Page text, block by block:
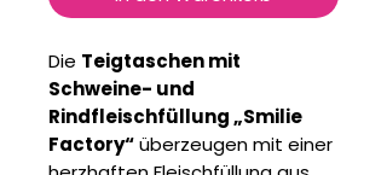
Die Teigtaschen mit
Schweine- und
Rindfleischfüllung „Smilie
Factory“überzeugen mit einer